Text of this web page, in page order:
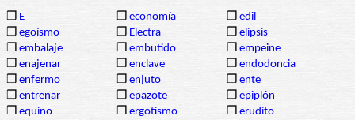
❒ E ❒ economía ❒ edil
❒ egoísmo ❒ Electra ❒ elipsis
❒ embalaje ❒ embutido ❒ empeine
❒ enajenar ❒ enclave ❒ endodoncia
❒ enfermo ❒ enjuto ❒ ente
❒ entrenar ❒ epazote ❒ epiplón
❒ equino ❒ ergotismo ❒ erudito